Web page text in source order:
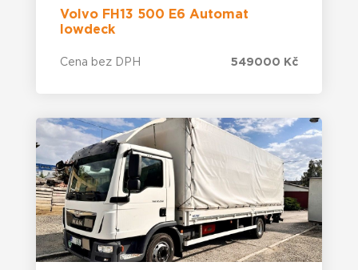
Volvo FH13 500 E6 Automat
lowdeck
Cena bez DPH 549000 Kč